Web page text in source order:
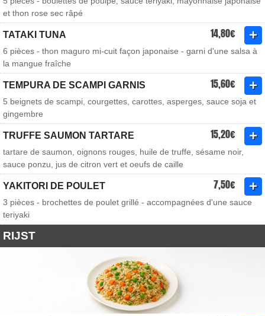
et thon rose sec râpé
TATAKI TUNA 14,80€
6 pièces - thon maguro mi-cuit façon japonaise - garni d'une salsa à
la mangue fraîche
TEMPURA DE SCAMPI GARNIS 15,60€
5 beignets de scampi, courgettes, carottes, asperges, sauce soja et
gingembre
TRUFFE SAUMON TARTARE 15,20€
tartare de saumon, oignons rouges, huile de truffe, sésame noir,
sauce ponzu, jus de citron vert et oeufs de caille
YAKITORI DE POULET 7,50€
3 pièces - brochettes de poulet grillé - accompagnées d'une sauce
teriyaki
RIJST